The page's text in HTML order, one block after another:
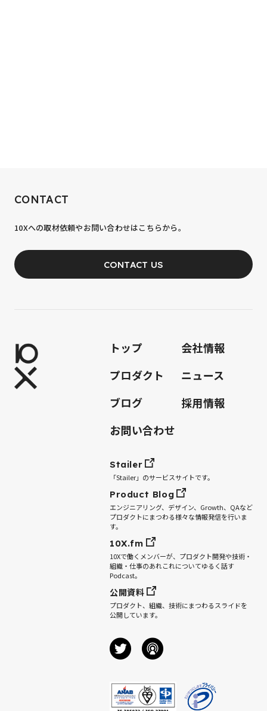
あなたの力が、必要です。
JOIN OUR TEAM
CONTACT
10Xへの取材依頼やお問い合わせはこちらから。
CONTACT US
トップ
会社情報
プロダクト
ニュース
ブログ
採用情報
お問い合わせ
Stailer
「Stailer」のサービスサイトです。
Product Blog
エンジニアリング、デザイン、Growth、QAなど
プロダクトにまつわる様々な情報発信を行いま
す。
10X.fm
10Xで働くメンバーが、プロダクト開発や技術・
組織・仕事のあれこれについてゆるく話す
Podcast。
公開資料
プロダクト、組織、技術にまつわるスライドを
公開しています。